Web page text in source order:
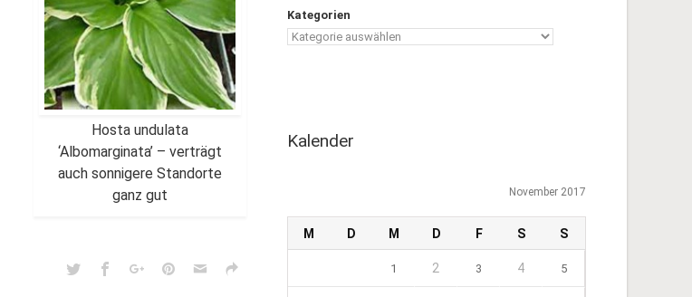
Hosta undulata
‘Albomarginata’ – verträgt
auch sonnigere Standorte
ganz gut
Kategorien
Kalender
November 2017
M D M D F S S
1 2 3 4 5